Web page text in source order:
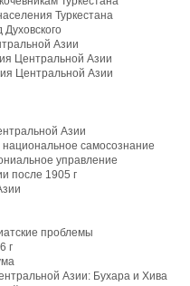
Туркестана
Азии
Центральной Азии
Центральной Азии
Азии
самосознание
управление
после 1905 г
проблемы
г
Азии: Бухара и Хива